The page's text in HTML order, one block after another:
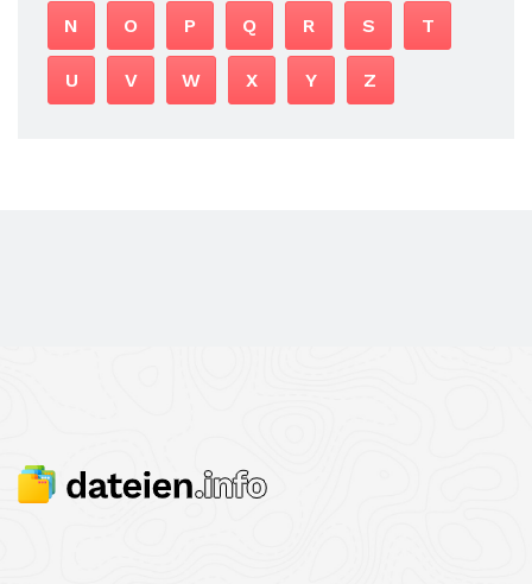
N O P Q R S T
U V W X Y Z